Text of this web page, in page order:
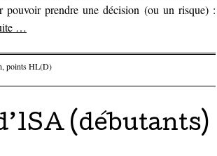
pouvoir prendre une décision (ou un risque) :
…
, points HL(D)
(débutants)